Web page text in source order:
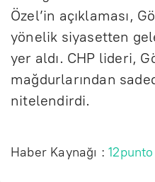
Özel’in açıklaması,
yönelik siyasetten
yer aldı. CHP lideri,
mağdurlarından
nitelendirdi.
Haber Kaynağı :12punto